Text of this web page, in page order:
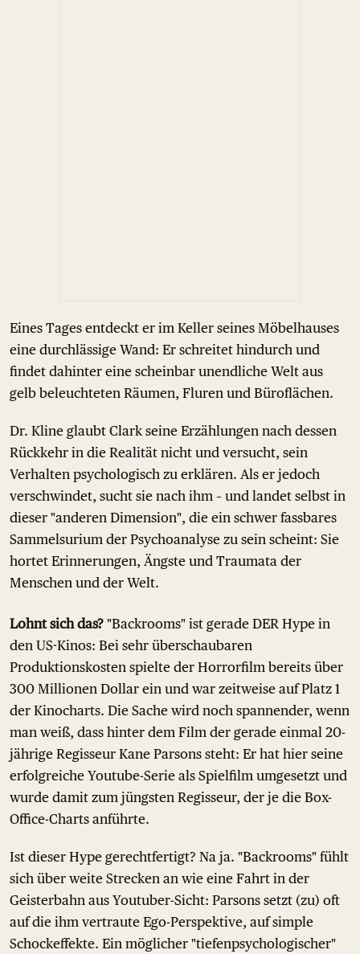
Eines Tages entdeckt er im Keller seines Möbelhauses
eine durchlässige Wand: Er schreitet hindurch und
findet dahinter eine scheinbar unendliche Welt aus
gelb beleuchteten Räumen, Fluren und Büroflächen.
Dr. Kline glaubt Clark seine Erzählungen nach dessen
Rückkehr in die Realität nicht und versucht, sein
Verhalten psychologisch zu erklären. Als er jedoch
verschwindet, sucht sie nach ihm – und landet selbst in
dieser "anderen Dimension", die ein schwer fassbares
Sammelsurium der Psychoanalyse zu sein scheint: Sie
hortet Erinnerungen, Ängste und Traumata der
Menschen und der Welt.
Lohnt sich das? "Backrooms" ist gerade DER Hype in
den US-Kinos: Bei sehr überschaubaren
Produktionskosten spielte der Horrorfilm bereits über
300 Millionen Dollar ein und war zeitweise auf Platz 1
der Kinocharts. Die Sache wird noch spannender, wenn
man weiß, dass hinter dem Film der gerade einmal 20-
jährige Regisseur Kane Parsons steht: Er hat hier seine
erfolgreiche Youtube-Serie als Spielfilm umgesetzt und
wurde damit zum jüngsten Regisseur, der je die Box-
Office-Charts anführte.
Ist dieser Hype gerechtfertigt? Na ja. "Backrooms" fühlt
sich über weite Strecken an wie eine Fahrt in der
Geisterbahn aus Youtuber-Sicht: Parsons setzt (zu) oft
auf die ihm vertraute Ego-Perspektive, auf simple
Schockeffekte. Ein möglicher "tiefenpsychologischer"